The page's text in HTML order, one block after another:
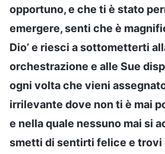
opportuno, e che ti è stato
emergere, senti che è
Dio’ e riesci a sottometterti
orchestrazione e alle Sue
ogni volta che vieni
irrilevante dove non ti è mai
e nella quale nessuno mai si
smetti di sentirti felice e